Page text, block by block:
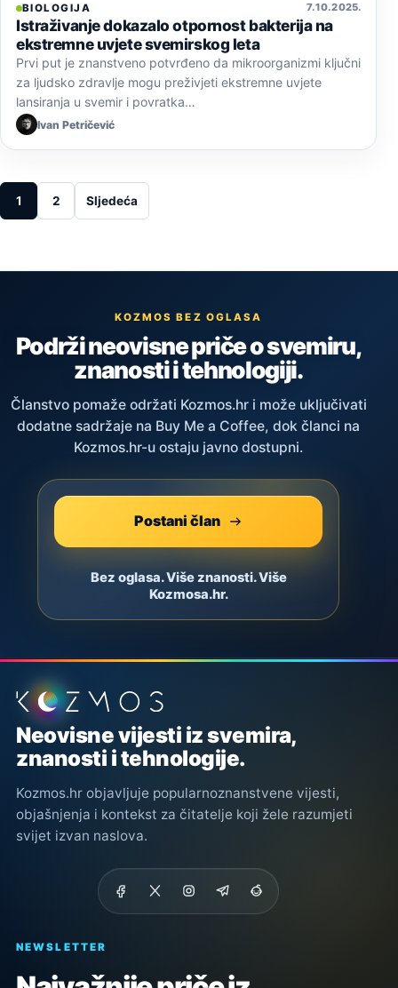
BIOLOGIJA 7. 10. 2025.
Istraživanje dokazalo otpornost bakterija na
ekstremne uvjete svemirskog leta
Prvi put je znanstveno potvrđeno da mikroorganizmi ključni
za ljudsko zdravlje mogu preživjeti ekstremne uvjete
lansiranja u svemir i povratka…
Ivan Petričević
Posts pagination
1 2 Sljedeća
KOZMOS BEZ OGLASA
Podrži neovisne priče o svemiru,
znanosti i tehnologiji.
Članstvo pomaže održati Kozmos.hr i može uključivati
dodatne sadržaje na Buy Me a Coffee, dok članci na
Kozmos.hr-u ostaju javno dostupni.
Postani član
Bez oglasa. Više znanosti. Više
Kozmosa.hr.
Podnožje stranice
Neovisne vijesti iz svemira,
znanosti i tehnologije.
Kozmos.hr objavljuje popularnoznanstvene vijesti,
objašnjenja i kontekst za čitatelje koji žele razumjeti
svijet izvan naslova.
NEWSLETTER